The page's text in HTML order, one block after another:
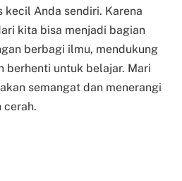
kecil Anda sendiri. Karena
kita bisa menjadi bagian
berbagi ilmu, mendukung
berhenti untuk belajar. Mari
semangat dan menerangi
cerah.